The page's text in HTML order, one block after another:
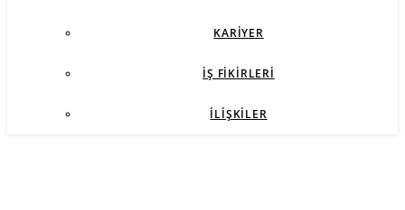
KARIYER
İŞ FIKIRLERI
İLIŞKILER